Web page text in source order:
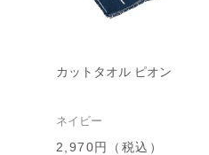
カットタオル ピオン
ネイビー
2,970円（税込）